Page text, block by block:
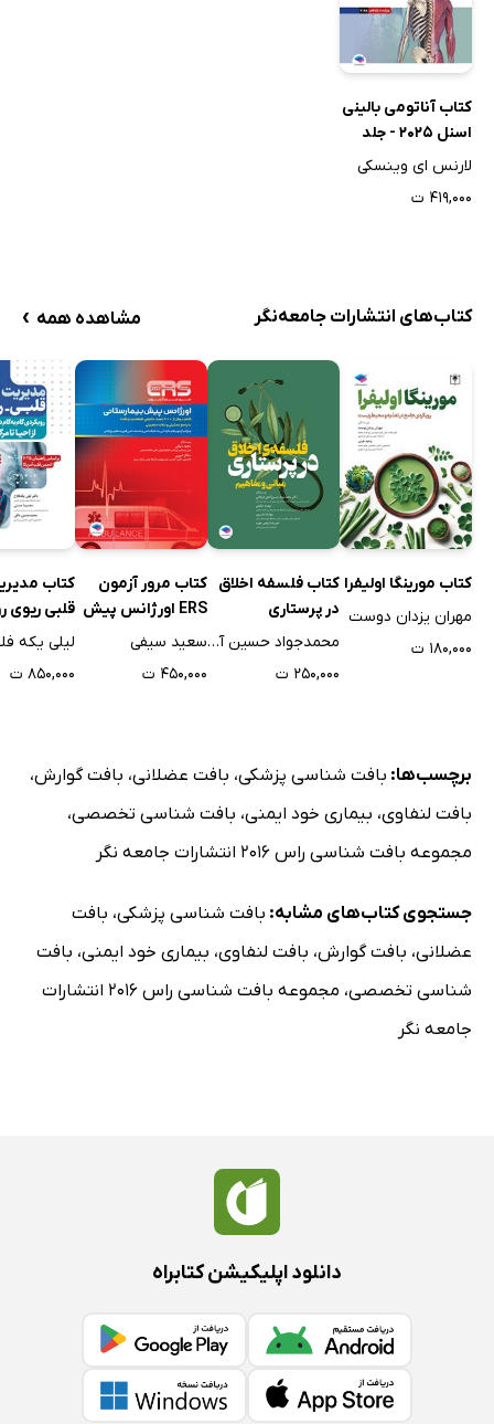
کتاب آناتومی بالینی
اسنل 2025 - جلد
سوم
لارنس ای وینسکی
۴۱۹,۰۰۰ ت
کتاب‌های انتشارات جامعه‌نگر مشاهده همه ›
کتاب مورینگا اولیفرا
مهران یزدان دوست
۱۸۰,۰۰۰ ت
کتاب فلسفه اخلاق
در پرستاری
محمدجواد حسین آبادی فراهانی
۲۵۰,۰۰۰ ت
کتاب مرور آزمون
ERS اورژانس پیش
بیمارستانی
سعید سیفی
۴۵۰,۰۰۰ ت
کتاب
قلبی ریوی
گام به
مرگ مغزی
لیلی یکه
۸۵۰,۰۰۰ ت
برچسب‌ها: بافت شناسی پزشکی، بافت عضلانی، بافت گوارش،
بافت لنفاوی، بیماری خود ایمنی، بافت شناسی تخصصی،
مجموعه بافت شناسی راس 2016 انتشارات جامعه نگر
جستجوی کتاب‌های مشابه: بافت شناسی پزشکی، بافت
عضلانی، بافت گوارش، بافت لنفاوی، بیماری خود ایمنی، بافت
شناسی تخصصی،
مجموعه بافت شناسی راس 2016 انتشارات
جامعه نگر
دانلود اپلیکیشن کتابراه